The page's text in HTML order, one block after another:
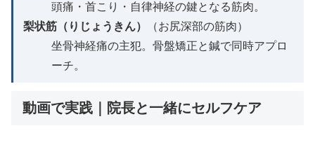
頭痛・首こり・自律神経の鍵となる筋肉。
梨状筋（りじょうきん）
（お尻深部の筋肉）
坐骨神経痛の主犯。骨盤矯正と鍼で同時アプロ
ーチ。
動画で実践｜院長と一緒にセルフケア